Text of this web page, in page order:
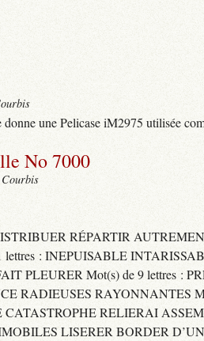
donne une Pelicase iM2975 utilisée
No 7000
RÉPARTIR
lettres : INEPUISABLE
PLEURER Mot(s) de 9 lettres :
RADIEUSES RAYONNANTES
RELIERAI
LISERER BORDER